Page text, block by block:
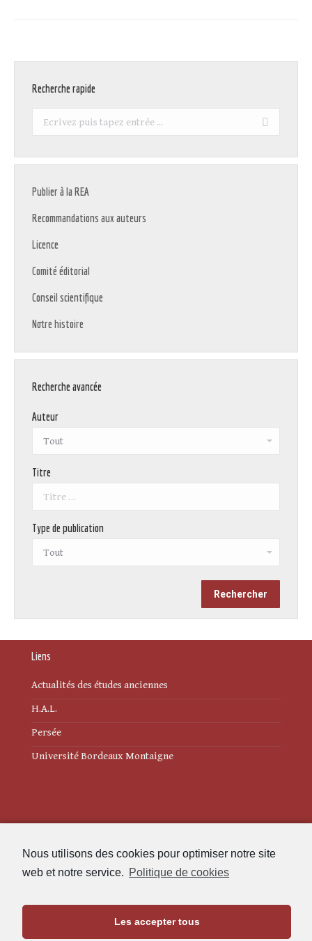
Nous utilisons des cookies pour optimiser notre site
web et notre service. Politique de cookies
Les accepter tous
Recherche rapide
Recherche
Publier à la REA
Recommandations aux auteurs
Licence
Comité éditorial
Conseil scientifique
Notre histoire
Recherche avancée
Auteur
Titre
Type de publication
Liens
Actualités des études anciennes
H.A.L.
Persée
Université Bordeaux Montaigne
Politique de cookies (UE)